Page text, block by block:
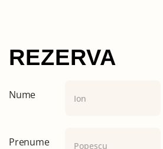
REZERVA
Nume
Prenume